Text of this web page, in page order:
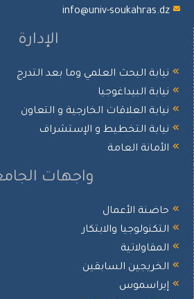
info@univ-
الإدارة
البحث العلمي وما بعد التدرج
البيداغوجيا
العلاقات الخارجية و التعاون
التخطيط و الإستشراف
العامة
واجهات الجامعة
الأعمال
والابتكار
السابقين